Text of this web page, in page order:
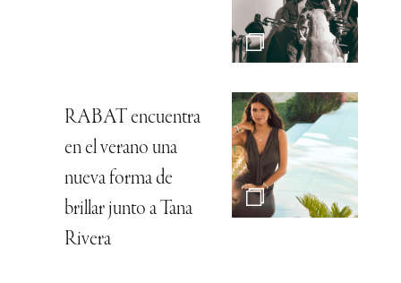
RABAT encuentra
en el verano una
nueva forma de
brillar junto a Tana
Rivera